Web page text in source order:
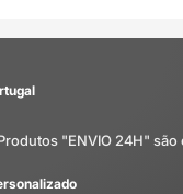
"ENVIO 24H"